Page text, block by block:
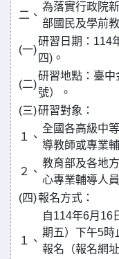
二、
為落實行政院
部國民及學前
(一)
研習日期：114
四)。
(二)
研習地點：臺
號）。
(三)研習對象：
１、
全國各高級中
導教師或專業
２、
教育部及各地
心專業輔導人員
(四)報名方式：
１、
自114年6月16
期五）下午5時
報名（報名網